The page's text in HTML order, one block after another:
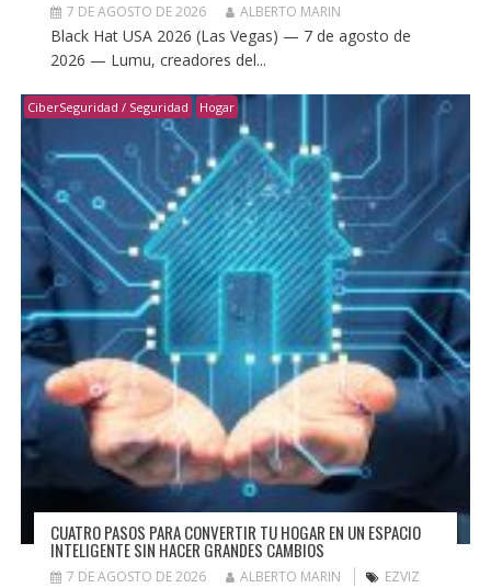
7 DE AGOSTO DE 2026 ALBERTO MARIN
Black Hat USA 2026 (Las Vegas) — 7 de agosto de
2026 — Lumu, creadores del...
CiberSeguridad / Seguridad Hogar
CUATRO PASOS PARA CONVERTIR TU HOGAR EN UN ESPACIO
INTELIGENTE SIN HACER GRANDES CAMBIOS
7 DE AGOSTO DE 2026 ALBERTO MARIN EZVIZ